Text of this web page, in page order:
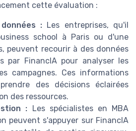
cette évaluation :
: Les entreprises, qu'il
school à Paris ou d'une
peuvent recourir à des données
par FinancIA pour analyser les
campagnes. Ces informations
des décisions éclairées
des ressources.
: Les spécialistes en MBA
peuvent s'appuyer sur FinancIA